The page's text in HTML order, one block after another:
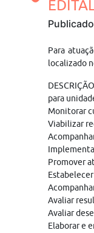
Para
localizado
para
Monitorar
Viabilizar
Promover
Avaliar
Avaliar
Elaborar e